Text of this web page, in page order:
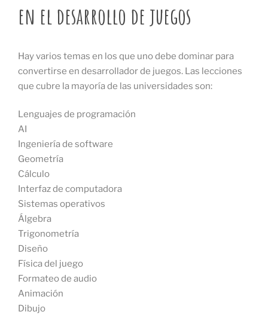
en el desarrollo de juegos
Hay varios temas en los que uno debe dominar para
convertirse en desarrollador de juegos. Las lecciones
que cubre la mayoría de las universidades son:
Lenguajes de programación
AI
Ingeniería de software
Geometría
Cálculo
Interfaz de computadora
Sistemas operativos
Álgebra
Trigonometría
Diseño
Física del juego
Formateo de audio
Animación
Dibujo